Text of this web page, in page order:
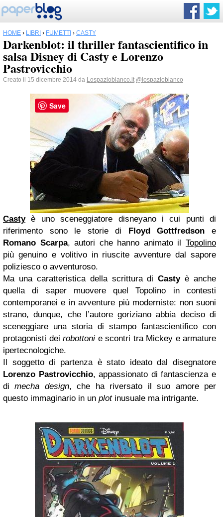
HOME › LIBRI › FUMETTI › CASTY
Darkenblot: il thriller fantascientifico in
salsa Disney di Casty e Lorenzo
Pastrovicchio
Creato il 15 dicembre 2014 da Lospaziobianco.it @lospaziobianco
Castyè uno sceneggiatore disneyano i cui punti di
riferimento sono le storie di Floyd Gottfredson e
Romano Scarpa, autori che hanno animato ilTopolino
più genuino e volitivo in riuscite avventure dal sapore
poliziesco o avventuroso.
Ma una caratteristica della scrittura diCastyè anche
quella di saper muovere quel Topolino in contesti
contemporanei e in avventure più moderniste: non suoni
strano, dunque, che l’autore goriziano abbia deciso di
sceneggiare una storia di stampo fantascientifico con
protagonisti dei robottoni e scontri tra Mickey e armature
ipertecnologiche.
Il soggetto di partenza è stato ideato dal disegnatore
Lorenzo Pastrovicchio, appassionato di fantascienza e
dimecha design, che ha riversato il suo amore per
questo immaginario in un plotinusuale ma intrigante.
Save